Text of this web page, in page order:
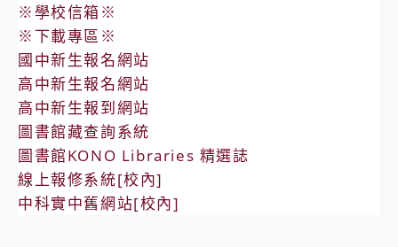
※學校信箱※
※下載專區※
國中新生報名網站
高中新生報名網站
高中新生報到網站
圖書館藏查詢系統
圖書館KONO Libraries 精選誌
線上報修系統[校內]
中科實中舊網站[校內]